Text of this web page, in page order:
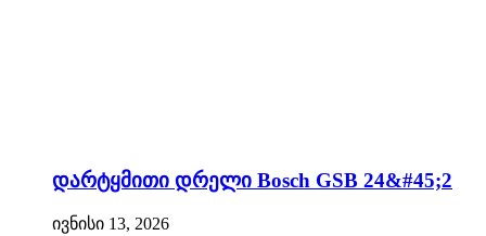
დარტყმითი დრელი Bosch GSB 24&#45;2
ივნისი 13, 2026